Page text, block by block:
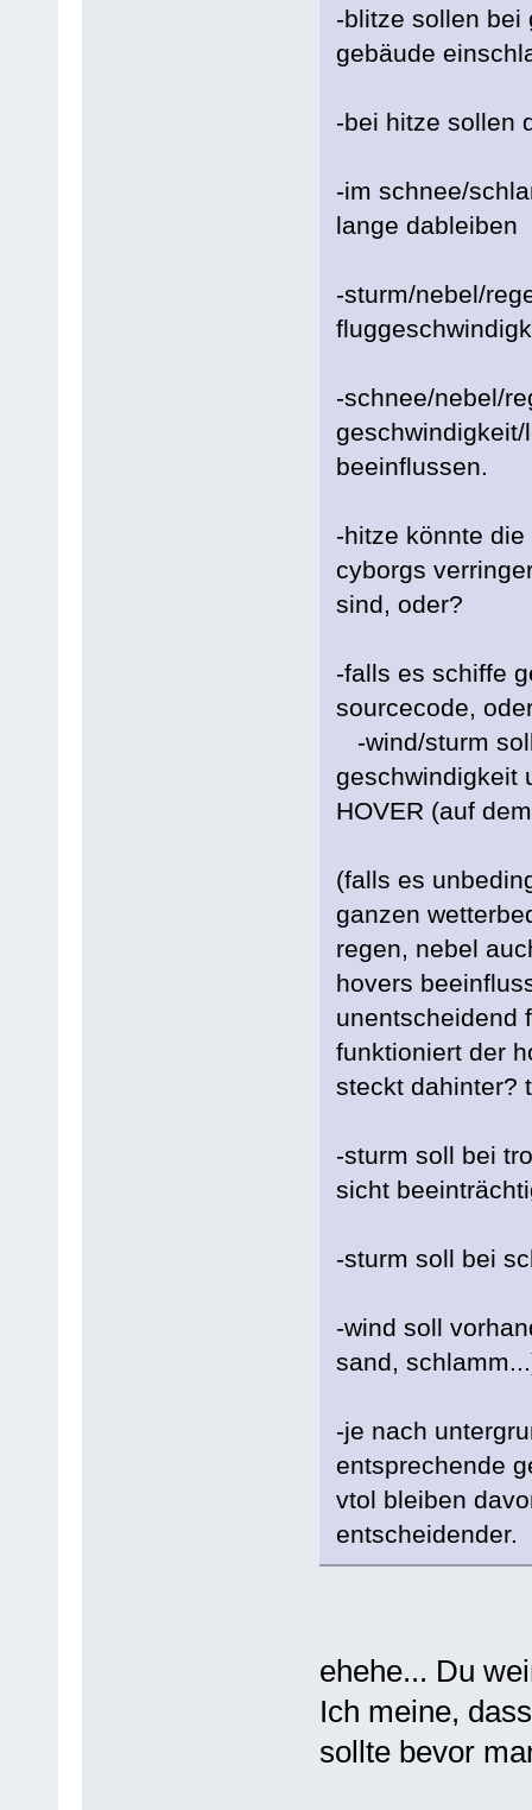
-blitze sollen bei
gebäude
-bei hitze sollen
-im schnee/
lange dableiben
-sturm/nebel/
-schnee/nebel/
beeinflussen.
-hitze könnte
cyborgs
sind, oder?
-falls es schiffe
sourcecode,
-wind/sturm
geschwindigkeit
HOVER (auf
(falls es
ganzen
regen, nebel
hovers
unentscheidend
funktioniert der
steckt dahinter?
-sturm soll bei
sicht
-sturm soll bei
-wind soll
sand,
-je nach
entsprechende
vtol bleiben
entscheidender.
ehehe... Du
Ich meine,
sollte bevor